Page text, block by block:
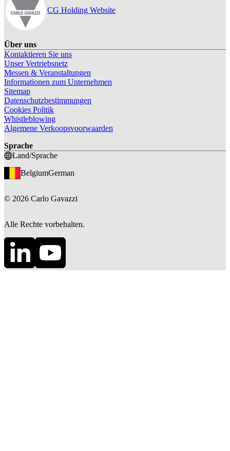
CG Holding Website
Über uns
Kontaktieren Sie uns
Unser Vertriebsnetz
Messen & Veranstaltungen
Informationen zum Unternehmen
Sitemap
Datenschutzbestimmungen
Cookies Politik
Whistleblowing
Algemene Verkoopsvoorwaarden
Sprache
Land/Sprache
BelgiumGerman
© 2026 Carlo Gavazzi
Alle Rechte vorbehalten.